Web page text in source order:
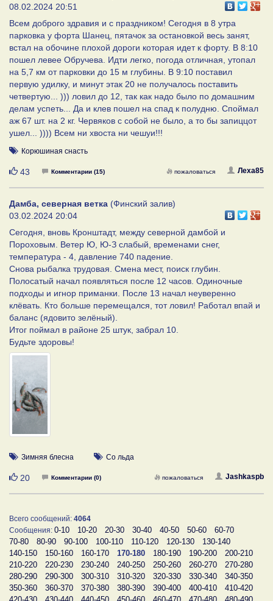
08.02.2024 20:51
Всем доброго здравия и с праздником! Сегодня в 8 утра
парковка у форта Шанец, пятачок за остановкой весь занят,
встал на обочине плохой дороги которая идет к форту. В 8:10
пошел левее Обручева. Идти легко, погода отличная, утопал
на 5,7 км от парковки до 15 м глубины. В 9:10 поставил
первую удилку, и минут этак 20 не получалось поставить
четвертую... ))) ловил до 12, так как надо было по домашним
делам успеть... Да и клев пошел на спад к полудню. Споймал
аж 67 шт. на 2 кг. Червяков с собой не было, а то бы запиццот
ушел... )))) Всем ни хвоста ни чешуи!!!
Корюшиная снасть
Нравится
43 Комментарии (15) Леха85
пожаловаться
Дамба, северная ветка (Финский залив)
03.02.2024 20:04
Сегодня, вновь Кронштадт, между северной дамбой и
Пороховым. Ветер Ю, Ю-З слабый, временами снег,
температура - 4, давление 740 падение.
Снова рыбалка трудовая. Смена мест, поиск глубин.
Полосатый начал появляться после 12 часов. Одиночные
подходы и игнор приманки. После 13 начал неуверенно
клёвать. Кто больше перемещался, тот ловил! Работал впай и
баланс (ядовито зелёный).
Итог поймал в районе 25 штук, забрал 10.
Будьте здоровы!
Зимняя блесна Со льда
Нравится
20 Комментарии (0) Jashkaspb
пожаловаться
Всего сообщений: 4064
Сообщения: 0-10 10-20 20-30 30-40 40-50 50-60
60-70
70-80
80-90 90-100 100-110 110-120 120-130
130-140
140-150
150-160 160-170 170-180 180-190 190-200
200-210
210-220
220-230 230-240 240-250 250-260 260-270
270-280
280-290
290-300 300-310 310-320 320-330 330-340
340-350
350-360
360-370 370-380 380-390 390-400 400-410
410-420